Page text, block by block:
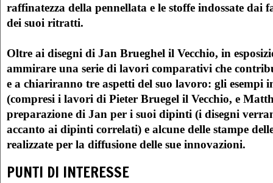
raffinatezza della pennellata e le stoffe indossate dai
dei suoi ritratti.
Oltre ai disegni di Jan Brueghel il Vecchio, in
ammirare una serie di lavori comparativi che
e a chiariranno tre aspetti del suo lavoro: gli esempi
(compresi i lavori di Pieter Bruegel il Vecchio, e
preparazione di Jan per i suoi dipinti (i disegni
accanto ai dipinti correlati) e alcune delle stampe
realizzate per la diffusione delle sue innovazioni.
PUNTI DI INTERESSE